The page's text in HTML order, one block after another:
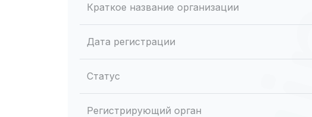
Краткое название организации
Дата регистрации
Статус
Регистрирующий орган